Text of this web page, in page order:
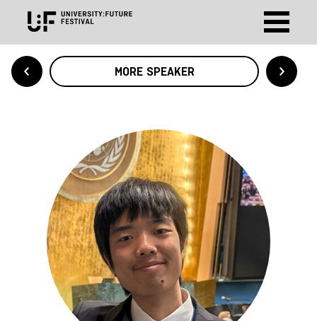
MORE SPEAKER